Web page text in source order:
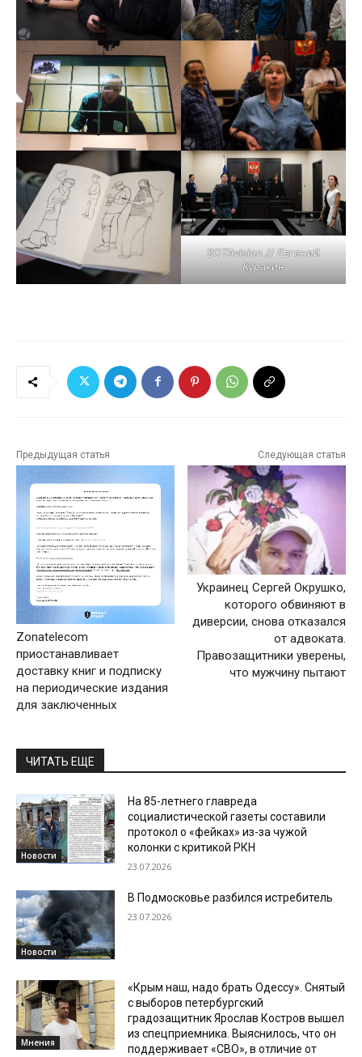
SOTAvision // Евгений
Куракин
Предыдущая статья
Zonatelecom
приостанавливает
доставку книг и подписку
на периодические издания
для заключенных
Следующая статья
Украинец Сергей Окрушко,
которого обвиняют в
диверсии, снова отказался
от адвоката.
Правозащитники уверены,
что мужчину пытают
ЧИТАТЬ ЕЩЕ
Новости
На 85-летнего главреда
социалистической газеты составили
протокол о «фейках» из-за чужой
колонки с критикой РКН
23.07.2026
Новости
В Подмосковье разбился истребитель
23.07.2026
Мнения
«Крым наш, надо брать Одессу». Снятый
с выборов петербургский
градозащитник Ярослав Костров вышел
из спецприемника. Выяснилось, что он
поддерживает «СВО», в отличие от